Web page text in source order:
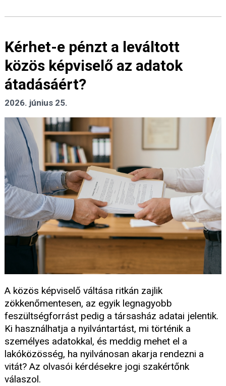
Kérhet-e pénzt a leváltott
közös képviselő az adatok
átadásáért?
2026. június 25.
A közös képviselő váltása ritkán zajlik
zökkenőmentesen, az egyik legnagyobb
feszültségforrást pedig a társasház adatai jelentik.
Ki használhatja a nyilvántartást, mi történik a
személyes adatokkal, és meddig mehet el a
lakóközösség, ha nyilvánosan akarja rendezni a
vitát? Az olvasói kérdésekre jogi szakértőnk
válaszol.